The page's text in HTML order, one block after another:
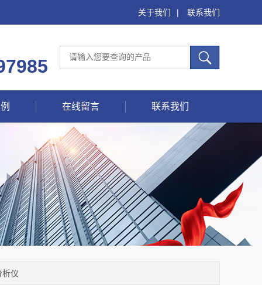
关于我们 | 联系我们
在线留言 联系我们
仪